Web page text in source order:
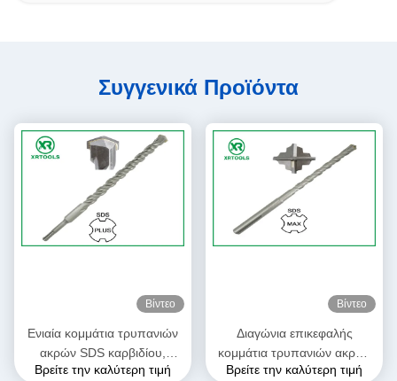
Συγγενικά Προϊόντα
Βίντεο
Ενιαία κομμάτια τρυπανιών
ακρών SDS καρβιδίου,
συγκεκριμένο κομμάτι
Βρείτε την καλύτερη τιμή
Βίντεο
Διαγώνια επικεφαλής
κομμάτια τρυπανιών ακρών
SDS, ανώτατα κομμάτια
Βρείτε την καλύτερη τιμή